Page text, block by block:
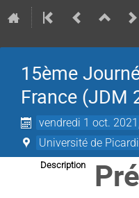
15ème
France (JDM
vendredi 1 oct.
Université de
Description